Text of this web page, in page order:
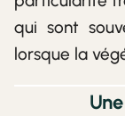
qui sont
lorsque la